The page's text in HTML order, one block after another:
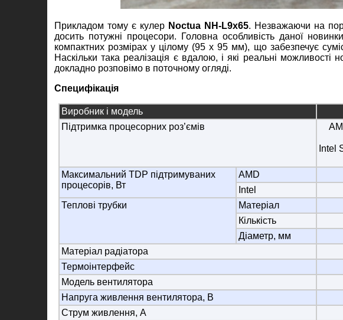
Прикладом тому є кулер Noctua NH-L9x65. Незважаючи на
досить потужні процесори. Головна особливість даної
компактних розмірах у цілому (95 х 95 мм), що забезпечує
Наскільки така реалізація є вдалою, і які реальні
докладно розповімо в поточному огляді.
Специфікація
Виробник і модель
Підтримка процесорних роз’ємів
Intel
Максимальний TDP підтримуваних
процесорів, Вт
AMD
Intel
Теплові трубки
Матеріал
Кількість
Діаметр, мм
Матеріал радіатора
Термоінтерфейс
Модель вентилятора
Напруга живлення вентилятора, В
Струм живлення, А